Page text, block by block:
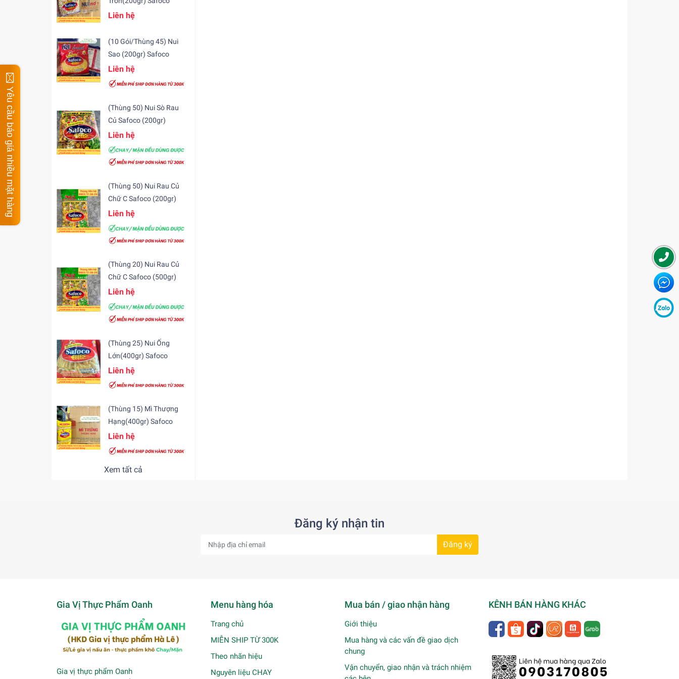
Liên hệ
(10 Gói/Thùng 45) Nui
Sao (200gr) Safoco
Liên hệ
(Thùng 50) Nui Sò Rau
Củ Safoco (200gr)
Liên hệ
(Thùng 50) Nui Rau Củ
Chữ C Safoco (200gr)
Liên hệ
(Thùng 20) Nui Rau Củ
Chữ C Safoco (500gr)
Liên hệ
(Thùng 25) Nui Ống
Lớn(400gr) Safoco
Liên hệ
(Thùng 15) Mì Thượng
Hạng(400gr) Safoco
Liên hệ
Xem tất cả
Đăng ký nhận tin
Đăng ký
Gia Vị Thực Phẩm Oanh
Gia vị thực phẩm Oanh
Menu hàng hóa
Trang chủ
MIỄN SHIP TỪ 300K
Theo nhãn hiệu
Nguyên liệu CHAY
Mua bán / giao nhận hàng
Giới thiệu
Mua hàng và các vấn đề giao dịch
chung
Vận chuyển, giao nhận và trách nhiệm
KÊNH BÁN HÀNG KHÁC
Yêu cầu báo giá nhiều mặt hàng